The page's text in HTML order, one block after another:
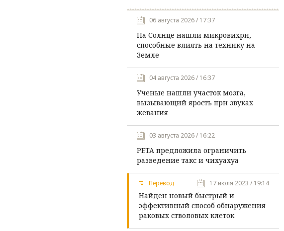
06 августа 2026 / 17:37
На Солнце нашли микровихри,
способные влиять на технику на
Земле
04 августа 2026 / 16:37
Ученые нашли участок мозга,
вызывающий ярость при звуках
жевания
03 августа 2026 / 16:22
PETA предложила ограничить
разведение такс и чихуахуа
Перевод 17 июля 2023 / 19:14
Найден новый быстрый и
эффективный способ обнаружения
раковых стволовых клеток